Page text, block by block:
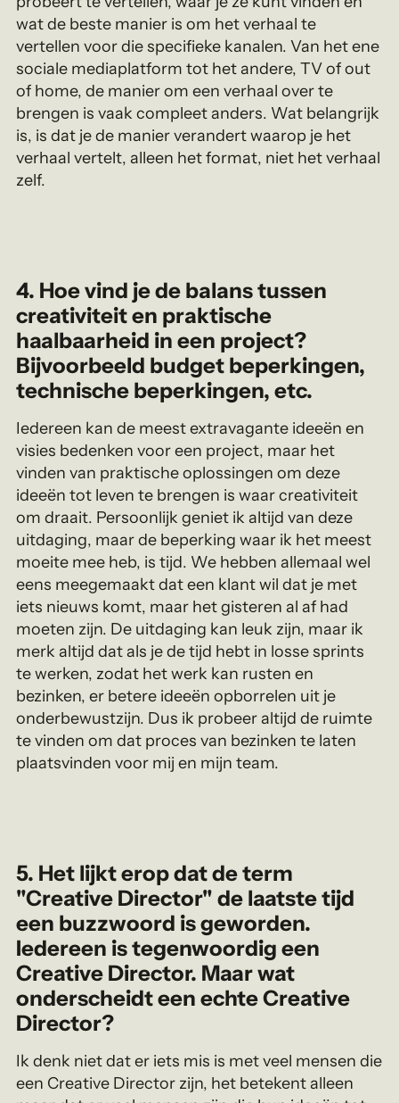
wat de beste manier is om het verhaal te
vertellen voor die specifieke kanalen. Van het ene
sociale mediaplatform tot het andere, TV of out
of home, de manier om een verhaal over te
brengen is vaak compleet anders. Wat belangrijk
is, is dat je de manier verandert waarop je het
verhaal vertelt, alleen het format, niet het verhaal
zelf.
4. Hoe vind je de balans tussen
creativiteit en praktische
haalbaarheid in een project?
Bijvoorbeeld budget beperkingen,
technische beperkingen, etc.
Iedereen kan de meest extravagante ideeën en
visies bedenken voor een project, maar het
vinden van praktische oplossingen om deze
ideeën tot leven te brengen is waar creativiteit
om draait. Persoonlijk geniet ik altijd van deze
uitdaging, maar de beperking waar ik het meest
moeite mee heb, is tijd. We hebben allemaal wel
eens meegemaakt dat een klant wil dat je met
iets nieuws komt, maar het gisteren al af had
moeten zijn. De uitdaging kan leuk zijn, maar ik
merk altijd dat als je de tijd hebt in losse sprints
te werken, zodat het werk kan rusten en
bezinken, er betere ideeën opborrelen uit je
onderbewustzijn. Dus ik probeer altijd de ruimte
te vinden om dat proces van bezinken te laten
plaatsvinden voor mij en mijn team.
5. Het lijkt erop dat de term
"Creative Director" de laatste tijd
een buzzwoord is geworden.
Iedereen is tegenwoordig een
Creative Director. Maar wat
onderscheidt een echte Creative
Director?
Ik denk niet dat er iets mis is met veel mensen die
een Creative Director zijn, het betekent alleen